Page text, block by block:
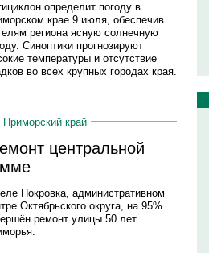
определит погоду в
крае 9 июля, обеспечив
региона ясную солнечную
Синоптики прогнозируют
температуры и отсутствие
во всех крупных городах края.
Приморский край
центральной
Покровка, административном
Октябрьского округа, на 95%
ремонт улицы 50 лет